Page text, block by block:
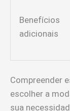
Benefícios
adicionais
Compreender
escolher a
sua